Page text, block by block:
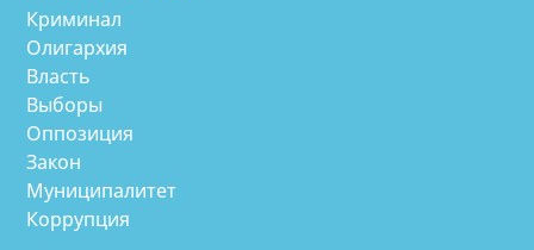
Криминал
Олигархия
Власть
Выборы
Оппозиция
Закон
Муниципалитет
Коррупция